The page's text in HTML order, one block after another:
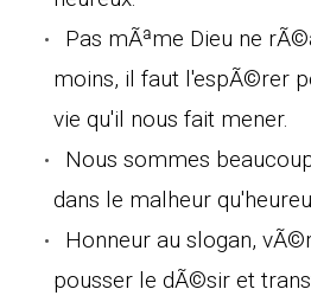
Pas mÃªme Dieu ne
moins, il faut l'espÃ©rer
vie qu'il nous fait mener.
Nous sommes
dans le malheur
Honneur au slogan,
pousser le dÃ©sir et